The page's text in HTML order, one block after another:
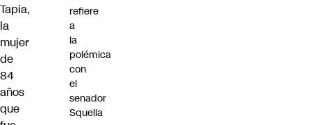
Tapia,
la
mujer
de
84
años
que
refiere
a
la
polémica
con
el
senador
Squella